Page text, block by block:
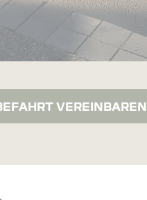
VEREINBAREN